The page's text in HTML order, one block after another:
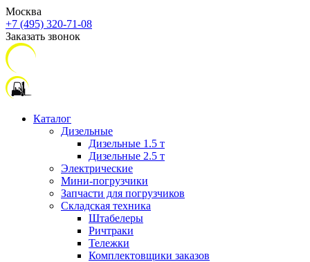
Москва
+7 (495) 320-71-08
Заказать звонок
Каталог
Дизельные
Дизельные 1.5 т
Дизельные 2.5 т
Электрические
Мини-погрузчики
Запчасти для погрузчиков
Складская техника
Штабелеры
Ричтраки
Тележки
Комплектовщики заказов